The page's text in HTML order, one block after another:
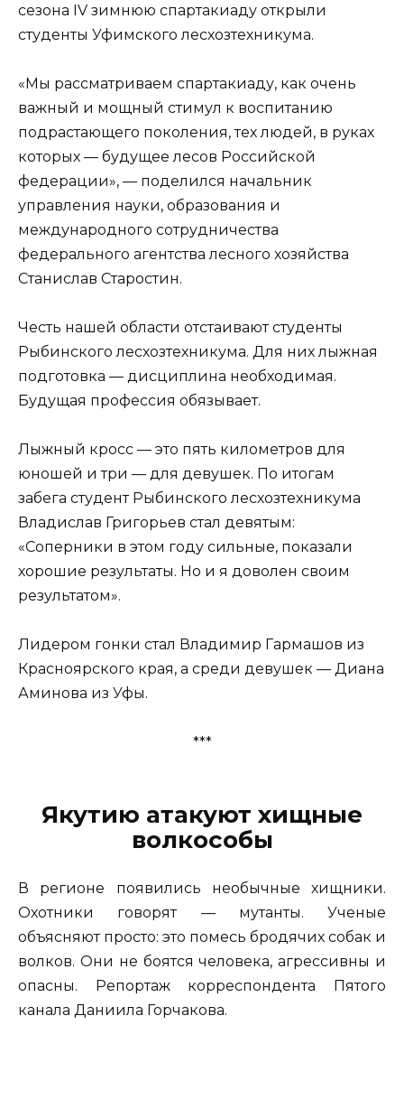
сезона IV зимнюю спартакиаду открыли
студенты Уфимского лесхозтехникума.
«Мы рассматриваем спартакиаду, как очень
важный и мощный стимул к воспитанию
подрастающего поколения, тех людей, в руках
которых — будущее лесов Российской
федерации», — поделился начальник
управления науки, образования и
международного сотрудничества
федерального агентства лесного хозяйства
Станислав Старостин.
Честь нашей области отстаивают студенты
Рыбинского лесхозтехникума. Для них лыжная
подготовка — дисциплина необходимая.
Будущая профессия обязывает.
Лыжный кросс — это пять километров для
юношей и три — для девушек. По итогам
забега студент Рыбинского лесхозтехникума
Владислав Григорьев стал девятым:
«Соперники в этом году сильные, показали
хорошие результаты. Но и я доволен своим
результатом».
Лидером гонки стал Владимир Гармашов из
Красноярского края, а среди девушек — Диана
Аминова из Уфы.
***
Якутию атакуют хищные
волкособы
В регионе появились необычные хищники.
Охотники говорят — мутанты. Ученые
объясняют просто: это помесь бродячих собак и
волков. Они не боятся человека, агрессивны и
опасны. Репортаж корреспондента Пятого
канала Даниила Горчакова.